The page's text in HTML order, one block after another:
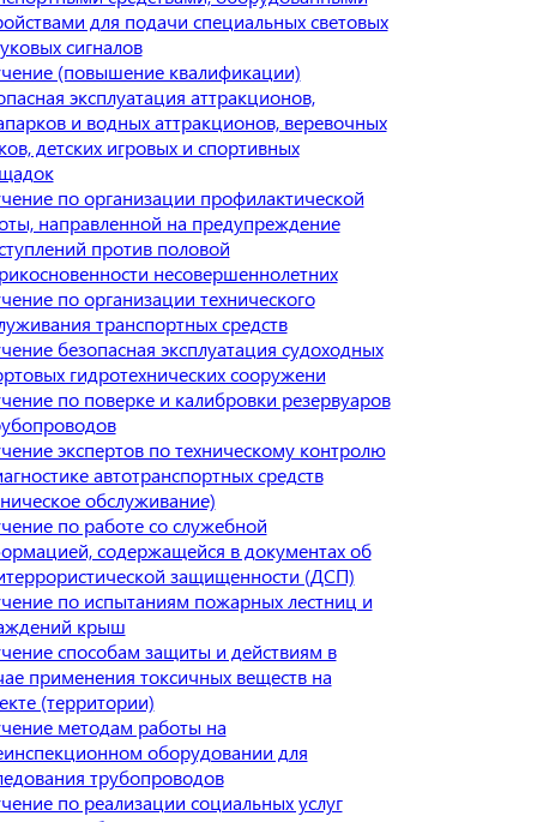
для подачи специальных световых
сигналов
(повышение квалификации)
эксплуатация аттракционов,
и водных аттракционов, веревочных
детских игровых и спортивных
по организации профилактической
направленной на предупреждение
против половой
несовершеннолетних
по организации технического
транспортных средств
безопасная эксплуатация судоходных
гидротехнических сооружени
по поверке и калибровки резервуаров
экспертов по техническому контролю
автотранспортных средств
обслуживание)
по работе со служебной
содержащейся в документах об
защищенности (ДСП)
по испытаниям пожарных лестниц и
крыш
способам защиты и действиям в
применения токсичных веществ на
(территории)
методам работы на
оборудовании для
трубопроводов
по реализации социальных услуг